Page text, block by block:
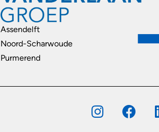
Assendelft
Noord-Scharwoude
Purmerend